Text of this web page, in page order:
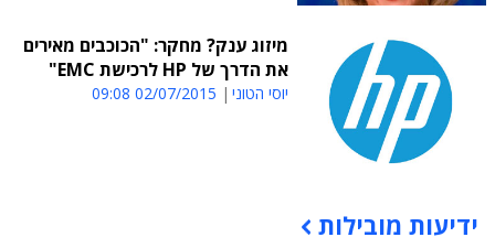
מיזוג ענק? מחקר: "הכוכבים מאירים
את הדרך של HP לרכישת EMC"
יוסי הטוני 02/07/2015 09:08
תוכן פרסומי
ידיעות מובילות